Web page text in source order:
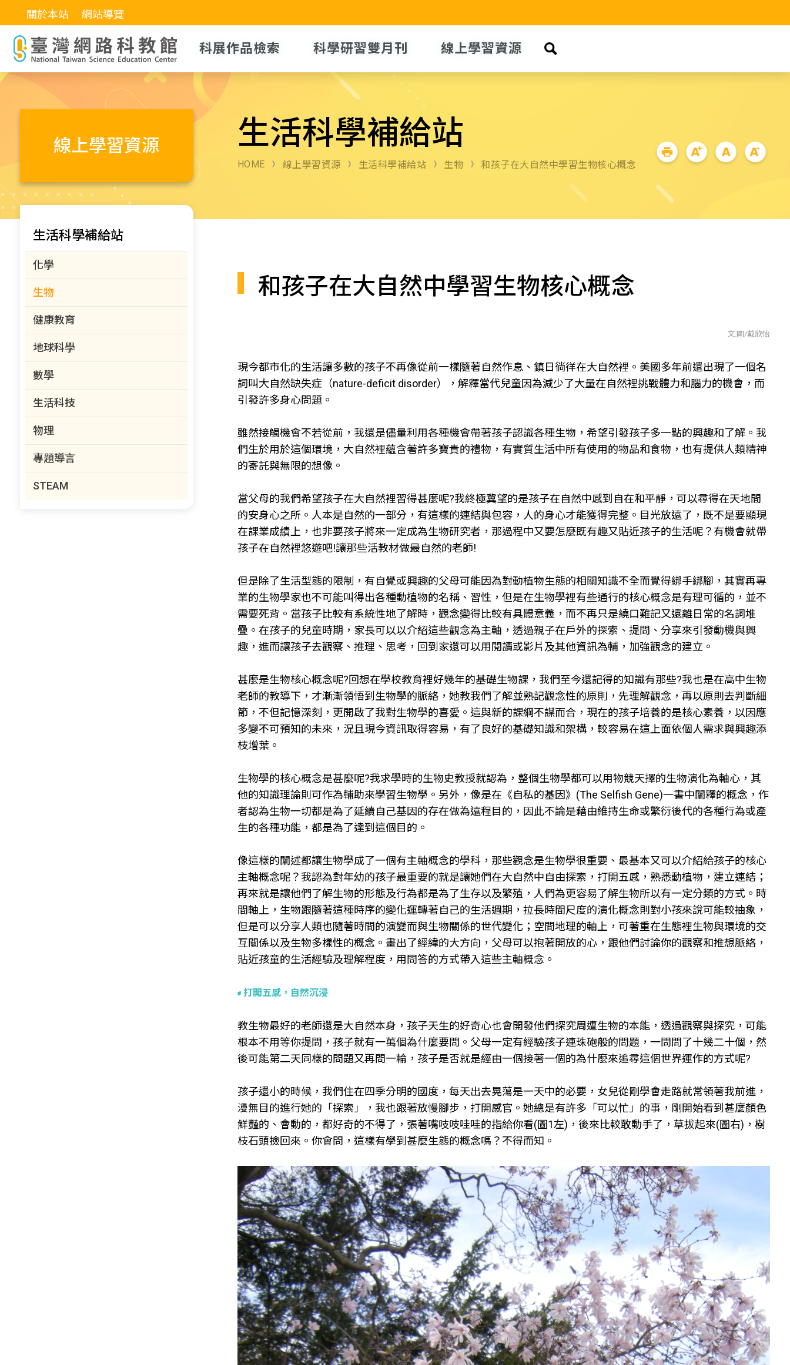
關於本站 網站導覽
科展作品檢索 科學研習雙月刊 線上學習資源
線上學習資源 生活科學補給站
HOME 線上學習資源 生活科學補給站 生物 和孩子在大自然中學習生物核心概念
生活科學補給站
化學
生物
健康教育
地球科學
數學
生活科技
物理
專題導言
STEAM
和孩子在大自然中學習生物核心概念
文.圖/戴欣怡
現今都市化的生活讓多數的孩子不再像從前一樣隨著自然作息、鎮日徜徉在大自然裡。美國多年前還出現了一個名
詞叫大自然缺失症（nature-deficit disorder），解釋當代兒童因為減少了大量在自然裡挑戰體力和腦力的機會，而
引發許多身心問題。
雖然接觸機會不若從前，我還是儘量利用各種機會帶著孩子認識各種生物，希望引發孩子多一點的興趣和了解。我
們生於用於這個環境，大自然裡蘊含著許多寶貴的禮物，有實質生活中所有使用的物品和食物，也有提供人類精神
的寄託與無限的想像。
當父母的我們希望孩子在大自然裡習得甚麼呢?我終極冀望的是孩子在自然中感到自在和平靜，可以尋得在天地間
的安身心之所。人本是自然的一部分，有這樣的連結與包容，人的身心才能獲得完整。目光放遠了，既不是要顯現
在課業成績上，也非要孩子將來一定成為生物研究者，那過程中又要怎麼既有趣又貼近孩子的生活呢？有機會就帶
孩子在自然裡悠遊吧!讓那些活教材做最自然的老師!
但是除了生活型態的限制，有自覺或興趣的父母可能因為對動植物生態的相關知識不全而覺得綁手綁腳，其實再專
業的生物學家也不可能叫得出各種動植物的名稱、習性，但是在生物學裡有些通行的核心概念是有理可循的，並不
需要死背。當孩子比較有系統性地了解時，觀念變得比較有具體意義，而不再只是繞口難記又遠離日常的名詞堆
疊。在孩子的兒童時期，家長可以以介紹這些觀念為主軸，透過親子在戶外的探索、提問、分享來引發動機與興
趣，進而讓孩子去觀察、推理、思考，回到家還可以用閱讀或影片及其他資訊為輔，加強觀念的建立。
甚麼是生物核心概念呢?回想在學校教育裡好幾年的基礎生物課，我們至今還記得的知識有那些?我也是在高中生物
老師的教導下，才漸漸領悟到生物學的脈絡，她教我們了解並熟記觀念性的原則，先理解觀念，再以原則去判斷細
節，不但記憶深刻，更開啟了我對生物學的喜愛。這與新的課綱不謀而合，現在的孩子培養的是核心素養，以因應
多變不可預知的未來，況且現今資訊取得容易，有了良好的基礎知識和架構，較容易在這上面依個人需求與興趣添
枝增葉。
生物學的核心概念是甚麼呢?我求學時的生物史教授就認為，整個生物學都可以用物競天擇的生物演化為軸心，其
他的知識理論則可作為輔助來學習生物學。另外，像是在《自私的基因》(The Selfish Gene)一書中闡釋的概念，作
者認為生物一切都是為了延續自己基因的存在做為遠程目的，因此不論是藉由維持生命或繁衍後代的各種行為或產
生的各種功能，都是為了達到這個目的。
像這樣的闡述都讓生物學成了一個有主軸概念的學科，那些觀念是生物學很重要、最基本又可以介紹給孩子的核心
主軸概念呢？我認為對年幼的孩子最重要的就是讓她們在大自然中自由探索，打開五感，熟悉動植物，建立連結；
再來就是讓他們了解生物的形態及行為都是為了生存以及繁殖，人們為更容易了解生物所以有一定分類的方式。時
間軸上，生物跟隨著這種時序的變化運轉著自己的生活週期，拉長時間尺度的演化概念則對小孩來說可能較抽象，
但是可以分享人類也隨著時間的演變而與生物關係的世代變化；空間地理的軸上，可著重在生態裡生物與環境的交
互關係以及生物多樣性的概念。畫出了經緯的大方向，父母可以抱著開放的心，跟他們討論你的觀察和推想脈絡，
貼近孩童的生活經驗及理解程度，用問答的方式帶入這些主軸概念。
打開五感，自然沉浸
教生物最好的老師還是大自然本身，孩子天生的好奇心也會開發他們探究周遭生物的本能，透過觀察與探究，可能
根本不用等你提問，孩子就有一萬個為什麼要問。父母一定有經驗孩子連珠砲般的問題，一問問了十幾二十個，然
後可能第二天同樣的問題又再問一輪，孩子是否就是經由一個接著一個的為什麼來追尋這個世界運作的方式呢?
孩子還小的時候，我們住在四季分明的國度，每天出去晃蕩是一天中的必要，女兒從剛學會走路就常領著我前進，
漫無目的進行她的「探索」，我也跟著放慢腳步，打開感官。她總是有許多「可以忙」的事，剛開始看到甚麼顏色
鮮豔的、會動的，都好奇的不得了，張著嘴吱吱哇哇的指給你看(圖1左)，後來比較敢動手了，草拔起來(圖右)，樹
枝石頭撿回來。你會問，這樣有學到甚麼生態的概念嗎？不得而知。